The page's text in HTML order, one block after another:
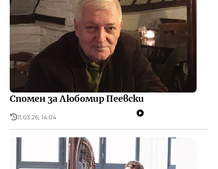
Спомен за Любомир Пеевски
11.03.26, 14:04